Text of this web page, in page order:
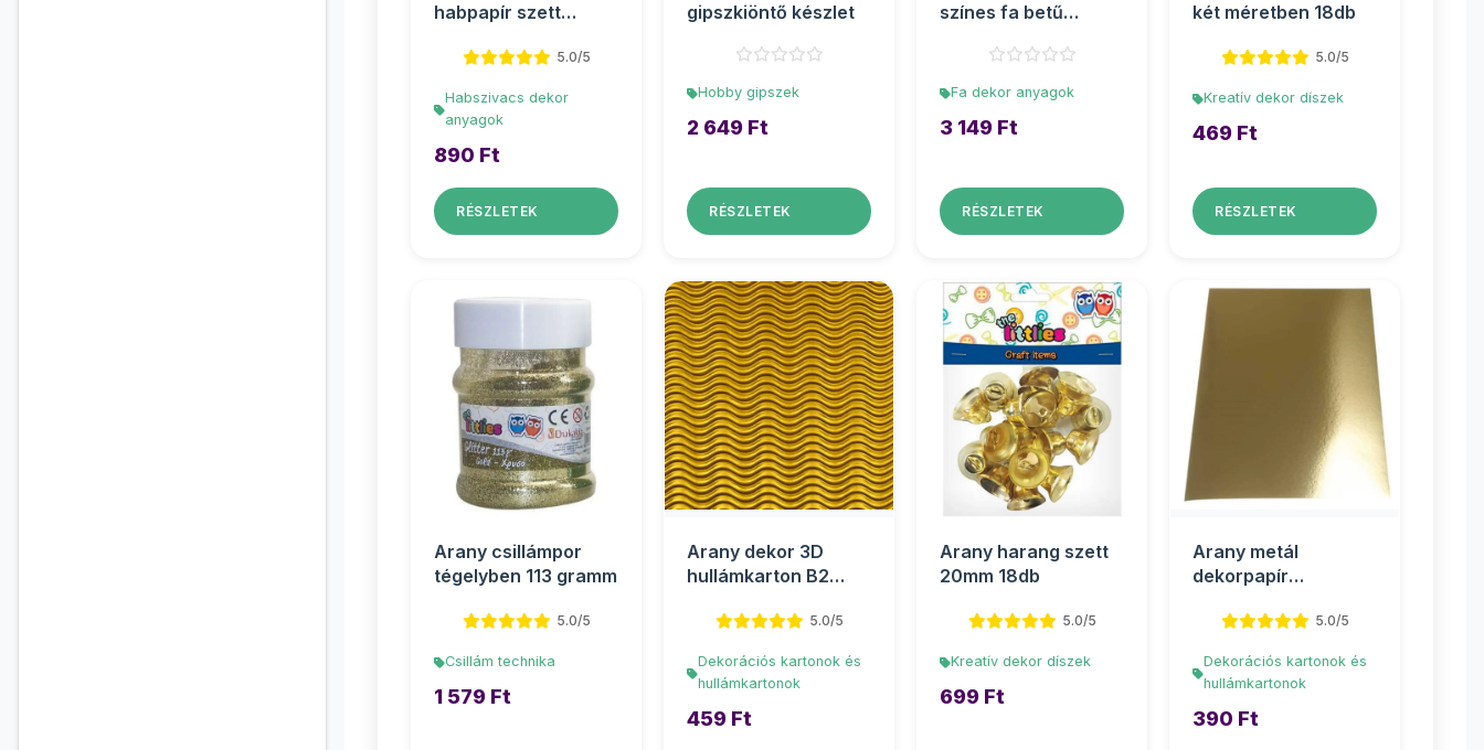
habpapír szett
5.0/5
Habszivacs dekor
anyagok
890 Ft
RÉSZLETEK
gipszkiöntő készlet
Hobby gipszek
2 649 Ft
RÉSZLETEK
színes fa betű
Fa dekor anyagok
3 149 Ft
RÉSZLETEK
két méretben 18db
5.0/5
Kreatív dekor díszek
469 Ft
RÉSZLETEK
Arany csillámpor
tégelyben 113 gramm
5.0/5
Csillám technika
1 579 Ft
Arany dekor 3D
hullámkarton B2
5.0/5
Dekorációs kartonok és
hullámkartonok
459 Ft
Arany harang szett
20mm 18db
5.0/5
Kreatív dekor díszek
699 Ft
Arany metál
dekorpapír
5.0/5
Dekorációs kartonok és
hullámkartonok
390 Ft